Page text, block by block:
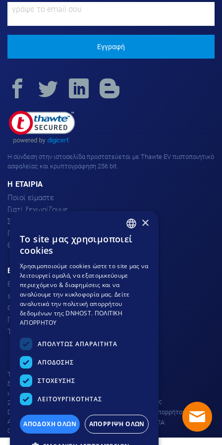
Εγγραφή
H σύνδεση στην ιστοσελίδα προστατεύεται με Thawte EV πιστοποιητικό
ασφαλείας και κρυπτογράφηση 256 bit.
H ΕΤΑΙΡΙΑ
Ποιοί είμαστε
Γιατί ξεχωρίζουμε
Σχόλια πελατών
Προσφορές
Θέσεις Εργασίας
ΕΞΥΠΗΡΕΤΗΣΗ ΠΕΛΑΤΩΝ
801.300.3520 - 210.953.6767
support
dnhost.gr
Φόρμα επικοινωνίας
Γνωσιακή βάση
Τρόποι Πληρωμής
Το site προστατεύεται από
δικαιώματα πνευματικής
ιδιοκτησίας © DNHOST 2000 -
2026
DNHOST IKE | ΕΥΜΟΛΠΙΔΩΝ 23
ΑΘΗΝΑ 11854 | AP. Γ.Ε.ΜΗ.
004602701000 |
Όροι χρήσης
Πολιτική απορρήτου
Ρύθμιση ΦΠΑ
GREEK
×
To site μας χρησιμοποιεί
cookies
Χρησιμοποιούμε cookies ώστε το site μας να
λειτουργεί ομαλά, να εξατομικεύουμε
περιεχόμενο & διαφημίσεις και να
αναλύουμε την κυκλοφορία μας. Δείτε
αναλυτικά την πολιτική απορρήτου
δεδομένων της DNHOST. ΠΟΛΙΤΙΚΗ
ΑΠΟΡΡΗΤΟΥ
ΑΠΟΛΥΤΩΣ ΑΠΑΡΑΙΤΗΤΑ
ΑΠΟΔΟΣΗΣ
ΣΤΟΧΕΥΣΗΣ
ΛΕΙΤΟΥΡΓΙΚΟΤΗΤΑΣ
ΑΠΟΔΟΧΗ ΟΛΩΝ ΑΠΟΡΡΙΨΗ ΟΛΩΝ